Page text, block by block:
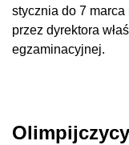
stycznia do 7
przez dyrektora
egzaminacyjnej.
Olimpijczycy